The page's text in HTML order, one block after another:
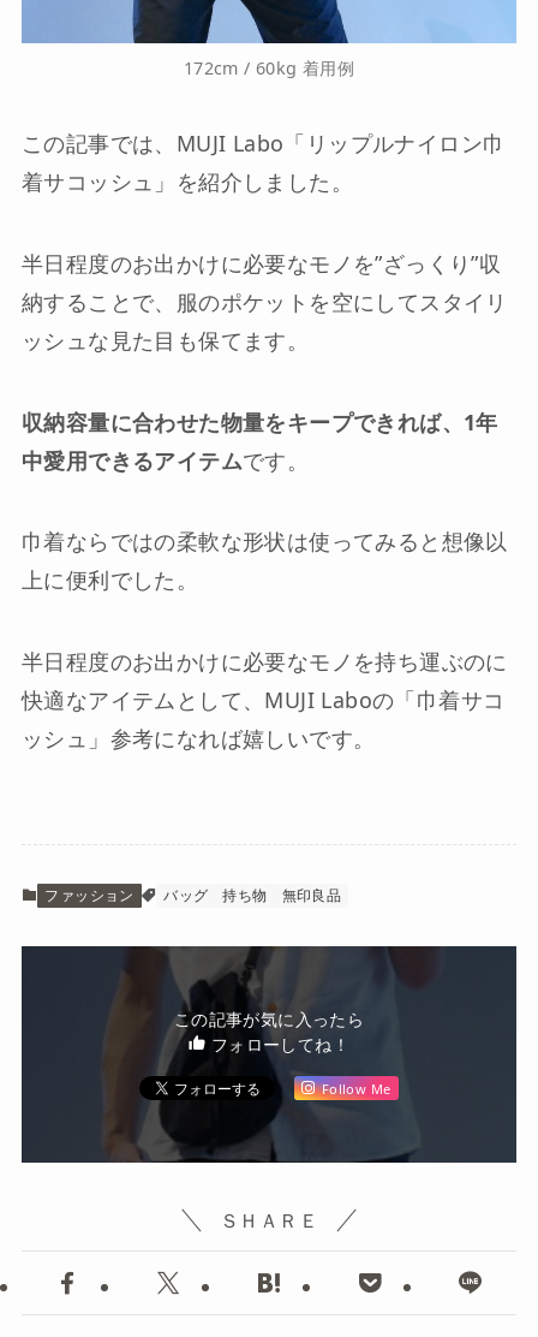
172cm / 60kg 着用例
この記事では、MUJI Labo「リップルナイロン巾
着サコッシュ」を紹介しました。
半日程度のお出かけに必要なモノを”ざっくり”収
納することで、服のポケットを空にしてスタイリ
ッシュな見た目も保てます。
収納容量に合わせた物量をキープできれば、1年
中愛用できるアイテムです。
巾着ならではの柔軟な形状は使ってみると想像以
上に便利でした。
半日程度のお出かけに必要なモノを持ち運ぶのに
快適なアイテムとして、MUJI Laboの「巾着サコ
ッシュ」参考になれば嬉しいです。
ファッション バッグ 持ち物 無印良品
この記事が気に入ったら
フォローしてね！
Follow Me
ＳＨＡＲＥ